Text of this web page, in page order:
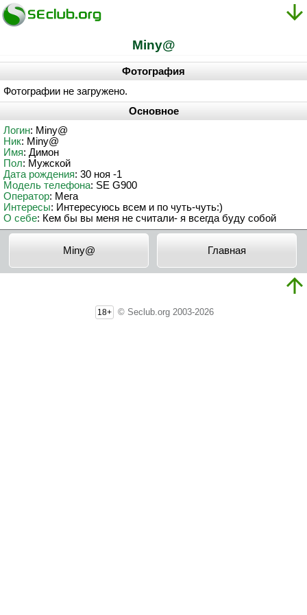
Miny@
Фотография
Фотографии не загружено.
Основное
Логин: Miny@
Ник: Miny@
Имя: Димон
Пол: Мужской
Дата рождения: 30 ноя -1
Модель телефона: SE G900
Оператор: Мега
Интересы: Интересуюсь всем и по чуть-чуть:)
О себе: Кем бы вы меня не считали- я всегда буду собой
Miny@ Главная
18+ © Seclub.org 2003-2026